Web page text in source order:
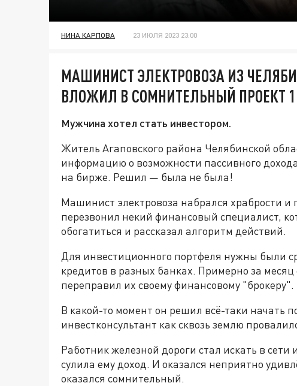
НИНА КАРПОВА 23 ИЮЛЯ 2023 23:00
МАШИНИСТ ЭЛЕКТРОВОЗА ИЗ
ВЛОЖИЛ В СОМНИТЕЛЬНЫЙ ПРОЕКТ
Мужчина хотел стать инвестором.
Житель Агаповского района Челябинской
информацию о возможности пассивного
на бирже. Решил — была не была!
Машинист электровоза набрался храбрости
перезвонил некий финансовый специалист,
обогатиться и рассказал алгоритм действий.
Для инвестиционного портфеля нужны были
кредитов в разных банках. Примерно за
переправил их своему финансовому "брокеру".
В какой-то момент он решил всё-таки начать
инвестконсультант как сквозь землю
Работник железной дороги стал искать в
сулила ему доход. И оказался неприятно
оказался сомнительный.